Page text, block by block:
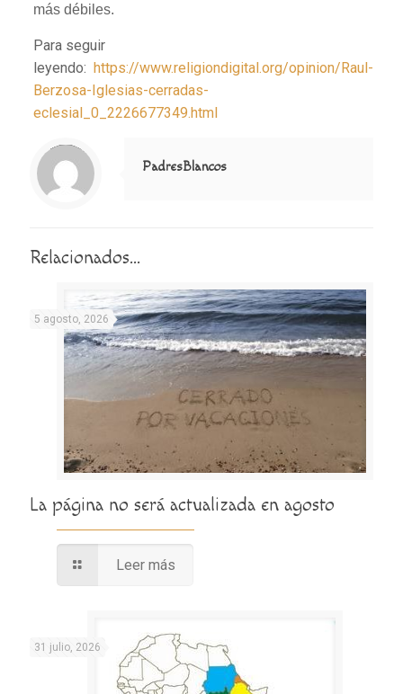
más débiles.
Para seguir
leyendo: https://www.religiondigital.org/opinion/Raul-
Berzosa-Iglesias-cerradas-
eclesial_0_2226677349.html
Notice
: Trying to access array offset on value of type null in
/home/misioner/public_html/padresblancos/themes/betheme/includes/content-single.php
on line
286
PadresBlancos
Relacionados...
5 agosto, 2026
La página no será actualizada en agosto
Leer más
31 julio, 2026